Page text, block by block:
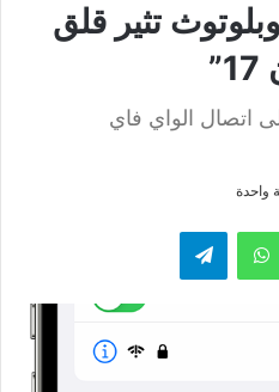
تثير قلق
شريحة "إن 1" على اتصال الواي فاي
واحدة
واتساب تيلقرام